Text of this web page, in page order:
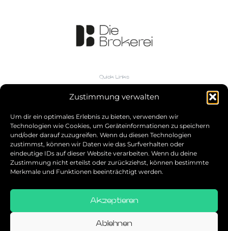
Zustimmung verwalten
Um dir ein optimales Erlebnis zu bieten, verwenden wir
Technologien wie Cookies, um Geräteinformationen zu speichern
und/oder darauf zuzugreifen. Wenn du diesen Technologien
zustimmst, können wir Daten wie das Surfverhalten oder
eindeutige IDs auf dieser Website verarbeiten. Wenn du deine
Zustimmung nicht erteilst oder zurückziehst, können bestimmte
Merkmale und Funktionen beeinträchtigt werden.
Akzeptieren
Ablehnen
Quick Links
Über uns
Investment
Industrie & Logistik
Immobilienangebote
Büroflächenrechner
Wissen
Kontakt
Allgemeine Geschäftsbedingungen